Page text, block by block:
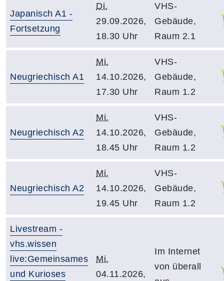
Japanisch A1 -
Fortsetzung
Di.
29.09.2026,
18.30 Uhr
VHS-
Gebäude,
Raum 2.1
Neugriechisch A1
Mi.
14.10.2026,
17.30 Uhr
VHS-
Gebäude,
Raum 1.2
Neugriechisch A2
Mi.
14.10.2026,
18.45 Uhr
VHS-
Gebäude,
Raum 1.2
Neugriechisch A2
Mi.
14.10.2026,
19.45 Uhr
VHS-
Gebäude,
Raum 1.2
Livestream -
vhs.wissen
live:Gemeinsames
und Kurioses
Mi.
04.11.2026,
Im Internet
von überall